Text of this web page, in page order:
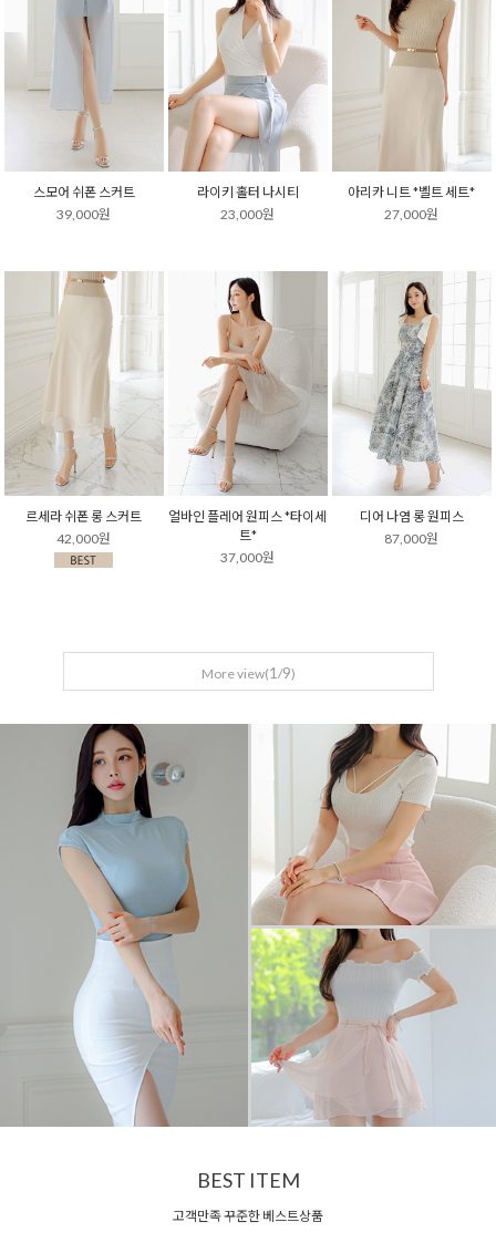
스모어 쉬폰 스커트
39,000원
라이키 홀터 나시티
23,000원
아리카 니트 *벨트 세트*
27,000원
르세라 쉬폰 롱 스커트
42,000원
얼바인 플레어 원피스 *타이세
트*
37,000원
디어 나염 롱 원피스
87,000원
More view(1 /9)
BEST ITEM
고객만족 꾸준한 베스트상품